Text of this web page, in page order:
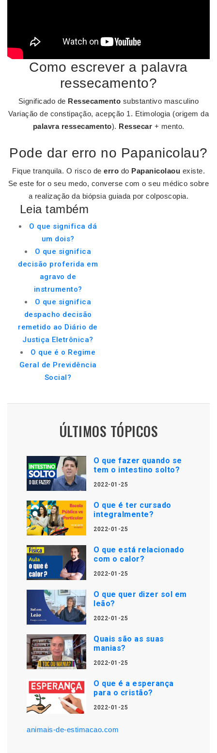
Como escrever a palavra
ressecamento?
Significado de Ressecamento substantivo masculino
Variação de constipação, acepção 1. Etimologia (origem da
palavra ressecamento). Ressecar + mento.
Pode dar erro no Papanicolau?
Fique tranquila. O risco de erro do Papanicolaou existe.
Se este for o seu medo, converse com o seu médico sobre
a realização da biópsia guiada por colposcopia.
Leia também
O que significa dá
um dois?
O que significa
decisão proferida em
agravo de
instrumento?
O que significa
despacho decisão
remetido ao Diário de
Justiça Eletrônica?
O que é o Regime
Geral de Previdência
Social?
ÚLTIMOS TÓPICOS
O que fazer quando se
tem o intestino solto?
2022-01-25
O que é ter cursado
integralmente?
2022-01-25
O que está relacionado
com o calor?
2022-01-25
O que quer dizer sol em
leão?
2022-01-25
Quais são as suas
manias?
2022-01-25
O que é a esperança
para o cristão?
2022-01-25
animais-de-estimacao.com